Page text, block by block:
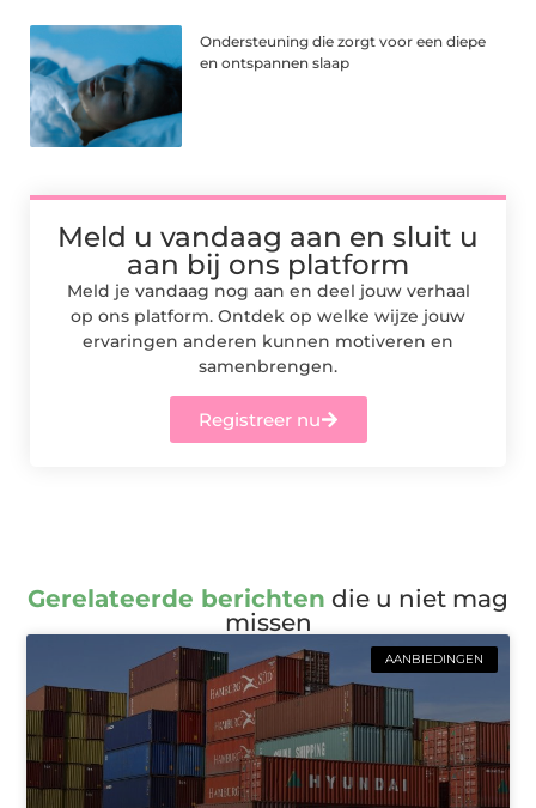
Ondersteuning die zorgt voor een diepe
en ontspannen slaap
Meld u vandaag aan en sluit u
aan bij ons platform
Meld je vandaag nog aan en deel jouw verhaal
op ons platform. Ontdek op welke wijze jouw
ervaringen anderen kunnen motiveren en
samenbrengen.
Registreer nu
Gerelateerde berichten die u niet mag
missen
AANBIEDINGEN